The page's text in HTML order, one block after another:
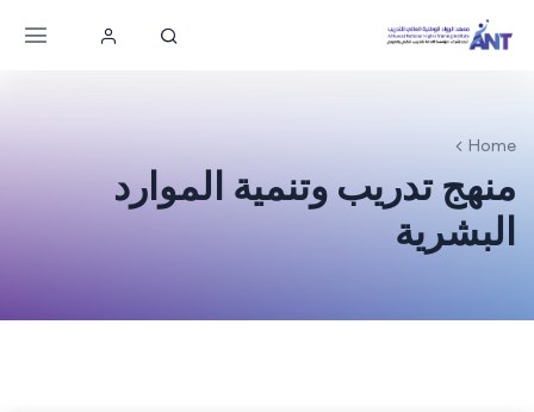
Home
منهج تدريب وتنمية الموارد
البشرية